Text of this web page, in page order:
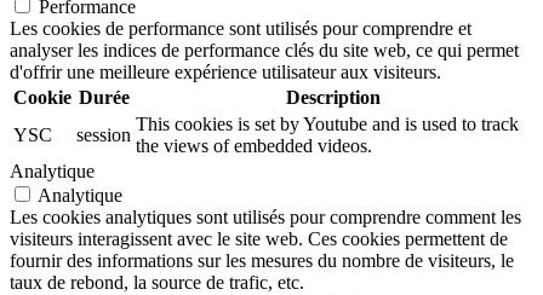
Performance
Les cookies de performance sont utilisés pour comprendre et
analyser les indices de performance clés du site web, ce qui permet
d'offrir une meilleure expérience utilisateur aux visiteurs.
Cookie Durée
Description
YSC
session
This cookies is set by Youtube and is used to track
the views of embedded videos.
Analytique
Analytique
Les cookies analytiques sont utilisés pour comprendre comment les
visiteurs interagissent avec le site web. Ces cookies permettent de
fournir des informations sur les mesures du nombre de visiteurs, le
taux de rebond, la source de trafic, etc.